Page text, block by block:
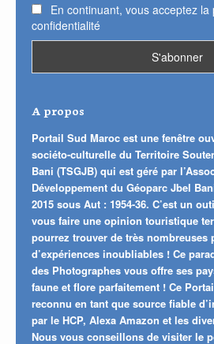
En continuant, vous acceptez la
confidentialité
A propos
Portail Sud Maroc est une fenêtre
sociéto-culturelle du Territoire
Bani (TSGJB) qui est géré par
Développement du Géoparc Jbel
2015 sous Aut : 1954-36. C’est un
vous faire une opinion touristique
pourrez trouver de très nombreuses
d’expériences inoubliables ! Ce
des Photographes vous offre ses
faune et flore parfaitement ! Ce
reconnu en tant que source fiable
par le HCP, Alexa Amazon et les
Nous vous conseillons de visiter le